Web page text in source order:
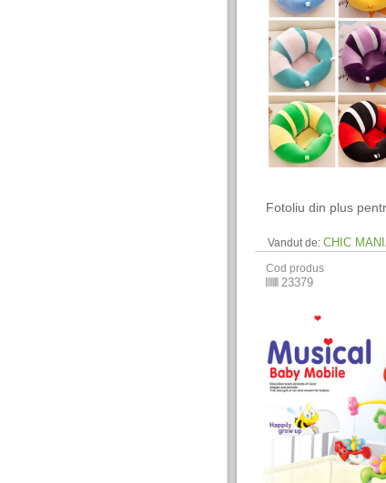
Fotoliu din plus
Vandut de: CHIC
Cod produs
23379